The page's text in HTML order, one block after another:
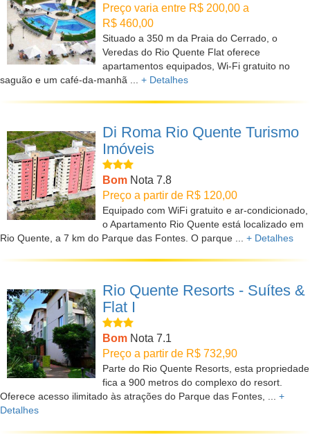
Preço varia entre R$ 200,00 a
R$ 460,00
Situado a 350 m da Praia do Cerrado, o
Veredas do Rio Quente Flat oferece
apartamentos equipados, Wi-Fi gratuito no
saguão e um café-da-manhã ... + Detalhes
Di Roma Rio Quente Turismo
Imóveis
Bom Nota 7.8
Preço a partir de R$ 120,00
Equipado com WiFi gratuito e ar-condicionado,
o Apartamento Rio Quente está localizado em
Rio Quente, a 7 km do Parque das Fontes. O parque ... + Detalhes
Rio Quente Resorts - Suítes &
Flat I
Bom Nota 7.1
Preço a partir de R$ 732,90
Parte do Rio Quente Resorts, esta propriedade
fica a 900 metros do complexo do resort.
Oferece acesso ilimitado às atrações do Parque das Fontes, ... +
Detalhes